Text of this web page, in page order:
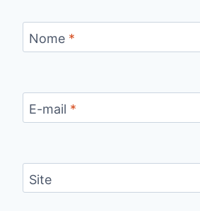
Nome *
E-mail *
Site